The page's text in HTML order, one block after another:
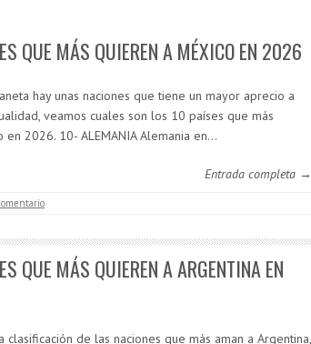
QUE MÁS QUIEREN A MÉXICO EN 2026
hay unas naciones que tiene un mayor aprecio a
veamos cuales son los 10 países que más
en 2026. 10- ALEMANIA Alemania en…
Entrada completa →
QUE MÁS QUIEREN A ARGENTINA EN
clasificación de las naciones que más aman a Argentina,